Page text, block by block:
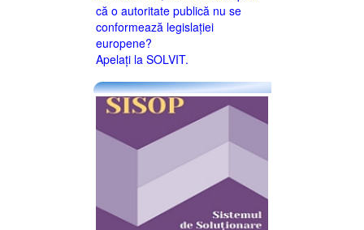
că o autoritate publică nu se
conformează legislaţiei
europene?
Apelaţi la SOLVIT.